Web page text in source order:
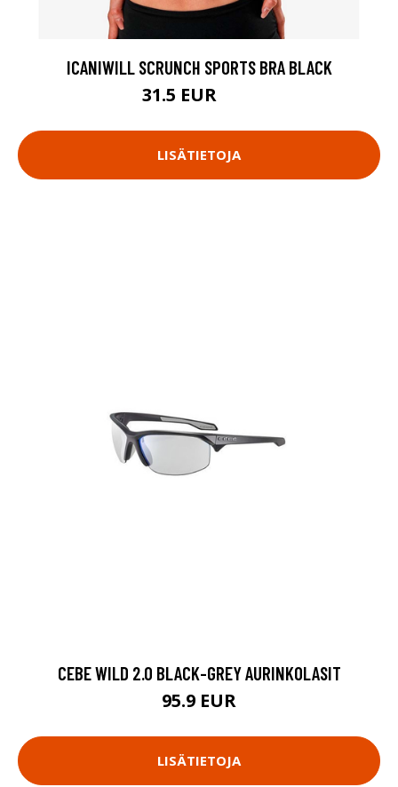
ICANIWILL SCRUNCH SPORTS BRA BLACK
31.5 EUR
LISÄTIETOJA
CEBE WILD 2.0 BLACK-GREY AURINKOLASIT
95.9 EUR
LISÄTIETOJA